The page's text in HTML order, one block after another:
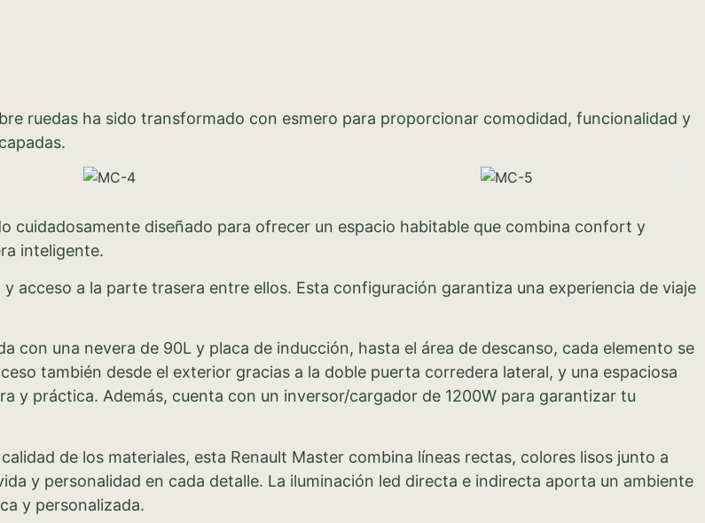
ruedas ha sido transformado con esmero para proporcionar comodidad, funcionalidad y
cuidadosamente diseñado para ofrecer un espacio habitable que combina confort y
inteligente.
acceso a la parte trasera entre ellos. Esta configuración garantiza una experiencia de viaje
con una nevera de 90L y placa de inducción, hasta el área de descanso, cada elemento se
también desde el exterior gracias a la doble puerta corredera lateral, y una espaciosa
y práctica. Además, cuenta con un inversor/cargador de 1200W para garantizar tu
de los materiales, esta Renault Master combina líneas rectas, colores lisos junto a
y personalidad en cada detalle. La iluminación led directa e indirecta aporta un ambiente
y personalizada.